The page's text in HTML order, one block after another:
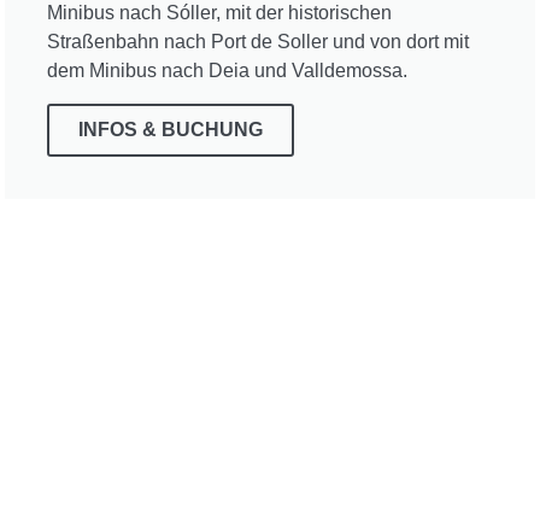
Minibus nach Sóller, mit der historischen
Straßenbahn nach Port de Soller und von dort mit
dem Minibus nach Deia und Valldemossa.
INFOS & BUCHUNG